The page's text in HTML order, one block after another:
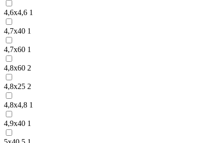
4,6х4,6 1
4,7х40 1
4,7х60 1
4,8х60 2
4,8х25 2
4,8х4,8 1
4,9х40 1